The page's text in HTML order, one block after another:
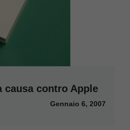
causa contro Apple
Gennaio 6, 2007